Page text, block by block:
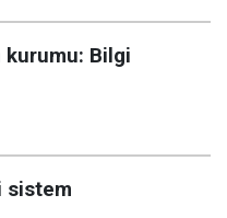
kurumu: Bilgi
sistem